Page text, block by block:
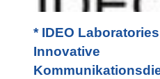
* IDEO
Innovative